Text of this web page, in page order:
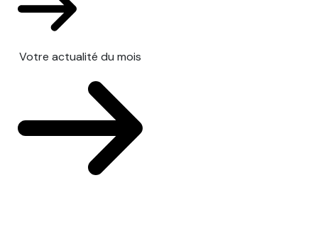
Votre actualité du mois